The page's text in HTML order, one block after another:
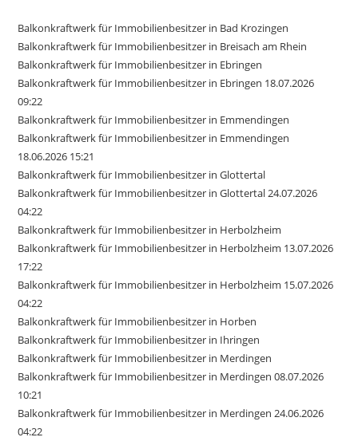
Balkonkraftwerk für Immobilienbesitzer in Bad Krozingen
Balkonkraftwerk für Immobilienbesitzer in Breisach am Rhein
Balkonkraftwerk für Immobilienbesitzer in Ebringen
Balkonkraftwerk für Immobilienbesitzer in Ebringen 18.07.2026
09:22
Balkonkraftwerk für Immobilienbesitzer in Emmendingen
Balkonkraftwerk für Immobilienbesitzer in Emmendingen
18.06.2026 15:21
Balkonkraftwerk für Immobilienbesitzer in Glottertal
Balkonkraftwerk für Immobilienbesitzer in Glottertal 24.07.2026
04:22
Balkonkraftwerk für Immobilienbesitzer in Herbolzheim
Balkonkraftwerk für Immobilienbesitzer in Herbolzheim 13.07.2026
17:22
Balkonkraftwerk für Immobilienbesitzer in Herbolzheim 15.07.2026
04:22
Balkonkraftwerk für Immobilienbesitzer in Horben
Balkonkraftwerk für Immobilienbesitzer in Ihringen
Balkonkraftwerk für Immobilienbesitzer in Merdingen
Balkonkraftwerk für Immobilienbesitzer in Merdingen 08.07.2026
10:21
Balkonkraftwerk für Immobilienbesitzer in Merdingen 24.06.2026
04:22